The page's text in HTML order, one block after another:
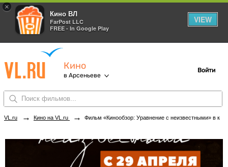
×
Кино ВЛ
FarPost LLC
FREE - In Google Play
VIEW
Кино
в Арсеньеве
Войти
VL.ru → Кино на VL.ru → Фильм «Кинообзор: Уравнение с неизвестными» в кинотеатрах Арсеньева. Купить билеты!